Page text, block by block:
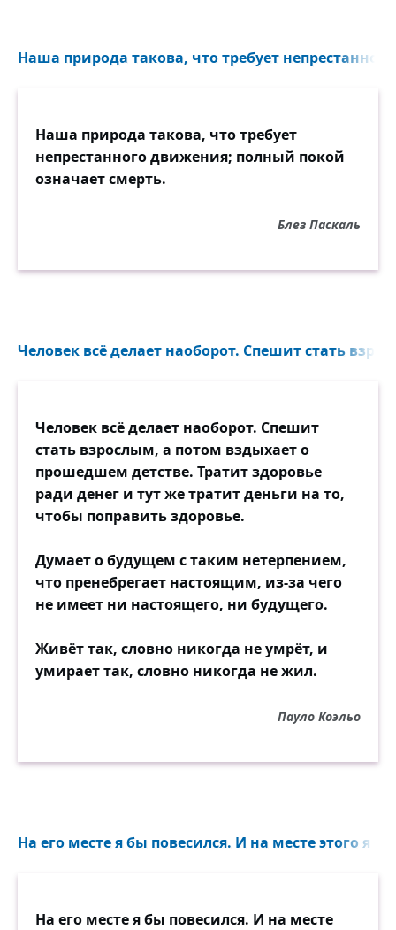
Наша природа такова, что требует
Наша природа такова, что требует
непрестан­ного движения; полный покой
означает смерть.
Блез Паскаль
Человек всё делает наоборот. Спешит стать
Человек всё делает наоборот. Спешит
стать взрослым, а потом вздыхает о
прошедшем детстве. Тратит здоровье
ради денег и тут же тратит деньги на то,
чтобы поправить здоровье.
Думает о будущем с таким нетерпением,
что пренебрегает настоящим, из-за чего
не имеет ни настоящего, ни будущего.
Живёт так, словно никогда не умрёт, и
умирает так, словно никогда не жил.
Пауло Коэльо
На его месте я бы повесился. И на месте этого я
На его месте я бы повесился. И на месте